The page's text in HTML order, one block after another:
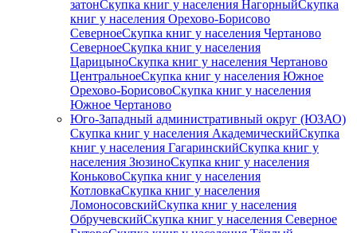
затонСкупка книг у населения НагорныйСкупка
книг у населения Орехово-Борисово
СеверноеСкупка книг у населения Чертаново
СеверноеСкупка книг у населения
ЦарицыноСкупка книг у населения Чертаново
ЦентральноеСкупка книг у населения Южное
Орехово-БорисовоСкупка книг у населения
Южное Чертаново
Юго-Западный административный округ (ЮЗАО)
Скупка книг у населения АкадемическийСкупка
книг у населения ГагаринскийСкупка книг у
населения ЗюзиноСкупка книг у населения
КоньковоСкупка книг у населения
КотловкаСкупка книг у населения
ЛомоносовскийСкупка книг у населения
ОбручевскийСкупка книг у населения Северное